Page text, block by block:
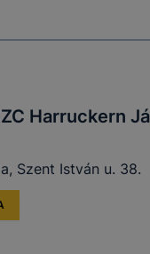
Harruckern
Szent István u. 38.
A Google
részben
nézett meg a
oldalt keresett
melyek voltak az